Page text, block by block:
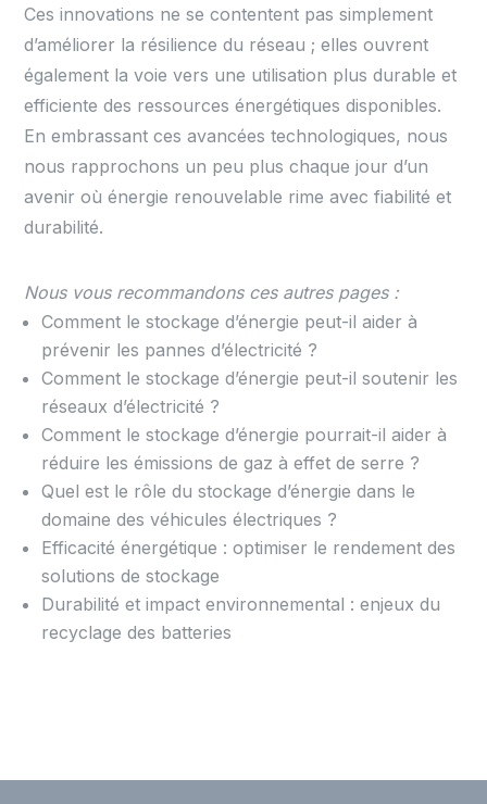
Ces innovations ne se contentent pas simplement
d’améliorer la résilience du réseau ; elles ouvrent
également la voie vers une utilisation plus durable et
efficiente des ressources énergétiques disponibles.
En embrassant ces avancées technologiques, nous
nous rapprochons un peu plus chaque jour d’un
avenir où énergie renouvelable rime avec fiabilité et
durabilité.
Nous vous recommandons ces autres pages :
Comment le stockage d’énergie peut-il aider à
prévenir les pannes d’électricité ?
Comment le stockage d’énergie peut-il soutenir les
réseaux d’électricité ?
Comment le stockage d’énergie pourrait-il aider à
réduire les émissions de gaz à effet de serre ?
Quel est le rôle du stockage d’énergie dans le
domaine des véhicules électriques ?
Efficacité énergétique : optimiser le rendement des
solutions de stockage
Durabilité et impact environnemental : enjeux du
recyclage des batteries